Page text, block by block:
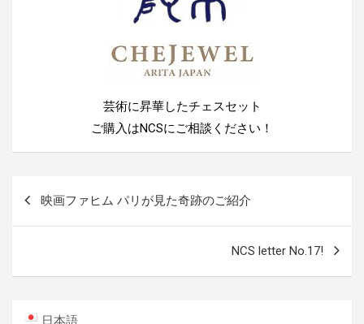
芸術に昇華したチェスセット
ご購入はNCSにご相談ください！
ー
映画ファヒム パリが見た奇跡のご紹介
NCS letter No.17!
日本語